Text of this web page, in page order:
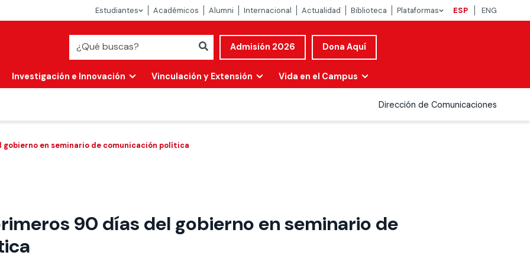
Estudiantes Académicos Alumni Internacional Actualidad Biblioteca Plataformas ESP ENG
Admisión 2026 Dona Aquí
Investigación e Innovación Vinculación y Extensión Vida en el Campus
Dirección de Comunicaciones
gobierno en seminario de comunicación política
90 días del gobierno en seminario de